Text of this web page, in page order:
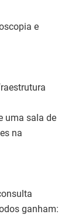
e
uma sala de
na
ganham: